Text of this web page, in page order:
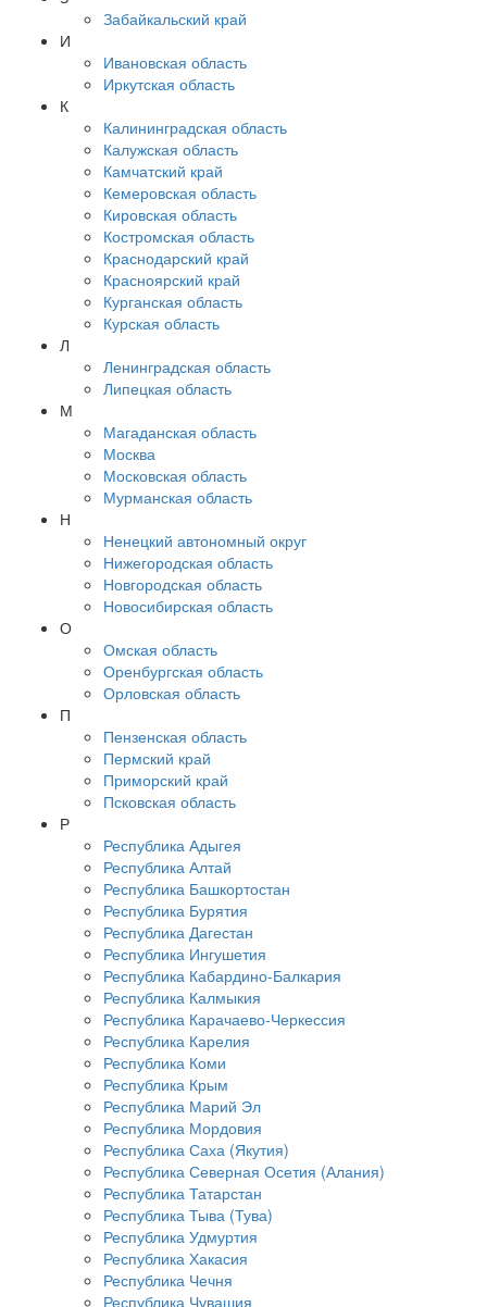
Забайкальский край
И
Ивановская область
Иркутская область
К
Калининградская область
Калужская область
Камчатский край
Кемеровская область
Кировская область
Костромская область
Краснодарский край
Красноярский край
Курганская область
Курская область
Л
Ленинградская область
Липецкая область
М
Магаданская область
Москва
Московская область
Мурманская область
Н
Ненецкий автономный округ
Нижегородская область
Новгородская область
Новосибирская область
О
Омская область
Оренбургская область
Орловская область
П
Пензенская область
Пермский край
Приморский край
Псковская область
Р
Республика Адыгея
Республика Алтай
Республика Башкортостан
Республика Бурятия
Республика Дагестан
Республика Ингушетия
Республика Кабардино-Балкария
Республика Калмыкия
Республика Карачаево-Черкессия
Республика Карелия
Республика Коми
Республика Крым
Республика Марий Эл
Республика Мордовия
Республика Саха (Якутия)
Республика Северная Осетия (Алания)
Республика Татарстан
Республика Тыва (Тува)
Республика Удмуртия
Республика Хакасия
Республика Чечня
Республика Чувашия